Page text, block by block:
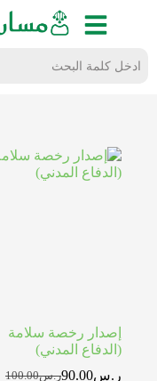
إصدار رخصة سلامة
(الدفاع المدني)
ر.س100.00 ر.س90.00